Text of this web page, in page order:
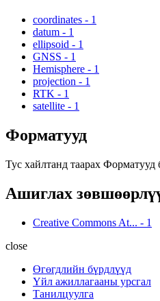
coordinates - 1
datum - 1
ellipsoid - 1
GNSS - 1
Hemisphere - 1
projection - 1
RTK - 1
satellite - 1
Форматууд
Тус хайлтанд таарах Форматууд
Ашиглах
Creative Commons At... - 1
close
Өгөгдлийн бүрдлүүд
Үйл ажиллагааны урсгал
Танилцуулга